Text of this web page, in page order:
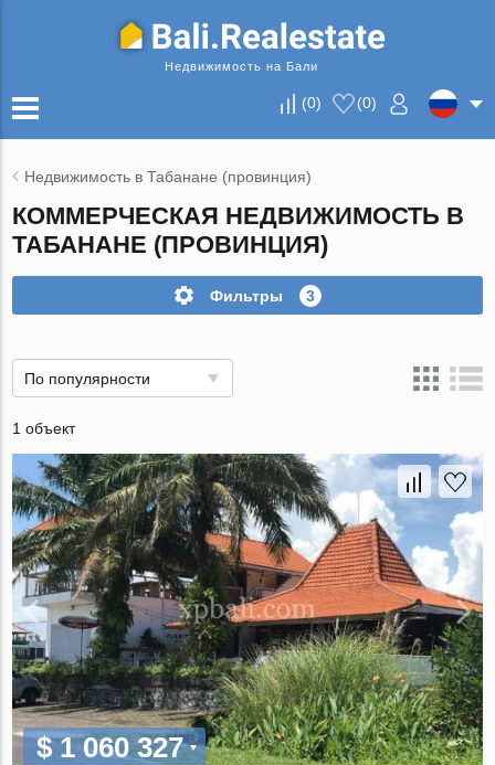
Недвижимость на Бали
(0) (0)
Недвижимость в Табанане (провинция)
КОММЕРЧЕСКАЯ НЕДВИЖИМОСТЬ В
ТАБАНАНЕ (ПРОВИНЦИЯ)
Фильтры 3
По популярности
1 объект
$ 1 060 327